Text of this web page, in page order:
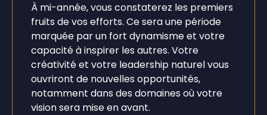
À mi-année, vous constaterez les premiers
fruits de vos efforts. Ce sera une période
marquée par un fort dynamisme et votre
capacité à inspirer les autres. Votre
créativité et votre leadership naturel vous
ouvriront de nouvelles opportunités,
notamment dans des domaines où votre
vision sera mise en avant.